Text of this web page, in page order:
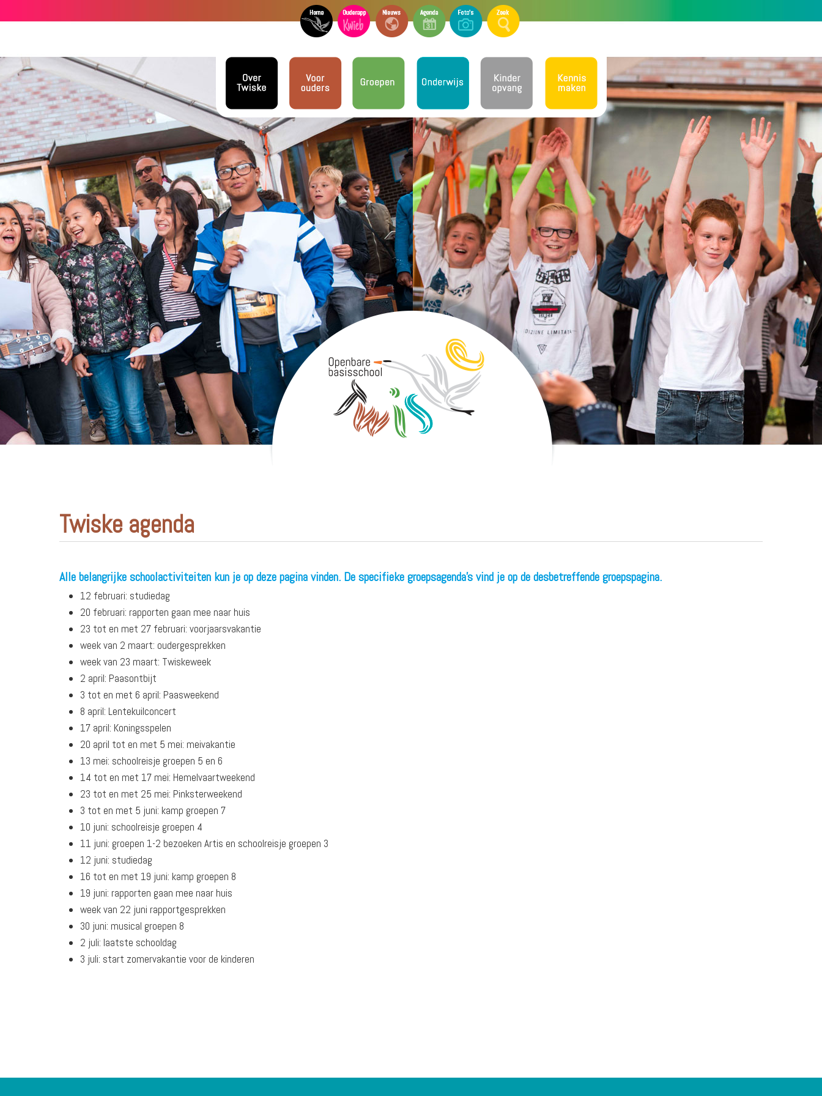
Twiske agenda
Alle belangrijke schoolactiviteiten kun je op deze pagina vinden. De specifieke groepsagenda's vind je op de desbetreffende groepspagina.
12 februari: studiedag
20 februari: rapporten gaan mee naar huis
23 tot en met 27 februari: voorjaarsvakantie
week van 2 maart: oudergesprekken
week van 23 maart: Twiskeweek
2 april: Paasontbijt
3 tot en met 6 april: Paasweekend
8 april: Lentekuilconcert
17 april: Koningsspelen
20 april tot en met 5 mei: meivakantie
13 mei: schoolreisje groepen 5 en 6
14 tot en met 17 mei: Hemelvaartweekend
23 tot en met 25 mei: Pinksterweekend
3 tot en met 5 juni: kamp groepen 7
10 juni: schoolreisje groepen 4
11 juni: groepen 1-2 bezoeken Artis en schoolreisje groepen 3
12 juni: studiedag
16 tot en met 19 juni: kamp groepen 8
19 juni: rapporten gaan mee naar huis
week van 22 juni rapportgesprekken
30 juni: musical groepen 8
2 juli: laatste schooldag
3 juli: start zomervakantie voor de kinderen